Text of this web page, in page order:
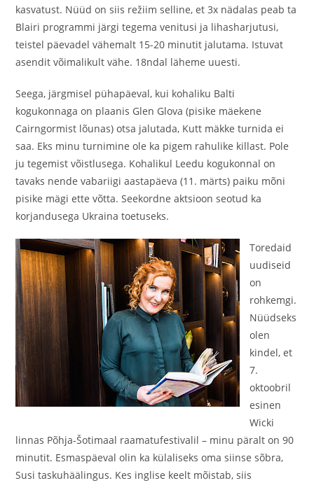
kasvatust. Nüüd on siis režiim selline, et 3x nädalas peab ta
Blairi programmi järgi tegema venitusi ja lihasharjutusi,
teistel päevadel vähemalt 15-20 minutit jalutama. Istuvat
asendit võimalikult vähe. 18ndal läheme uuesti.
Seega, järgmisel pühapäeval, kui kohaliku Balti
kogukonnaga on plaanis Glen Glova (pisike mäekene
Cairngormist lõunas) otsa jalutada, Kutt mäkke turnida ei
saa. Eks minu turnimine ole ka pigem rahulike killast. Pole
ju tegemist võistlusega. Kohalikul Leedu kogukonnal on
tavaks nende vabariigi aastapäeva (11. märts) paiku mõni
pisike mägi ette võtta. Seekordne aktsioon seotud ka
korjandusega Ukraina toetuseks.
Toredaid
uudiseid
on
rohkemgi.
Nüüdseks
olen
kindel, et
7.
oktoobril
esinen
Wicki
linnas Põhja-Šotimaal raamatufestivalil – minu päralt on 90
minutit. Esmaspäeval olin ka külaliseks oma siinse sõbra,
Susi taskuhäälingus. Kes inglise keelt mõistab, siis